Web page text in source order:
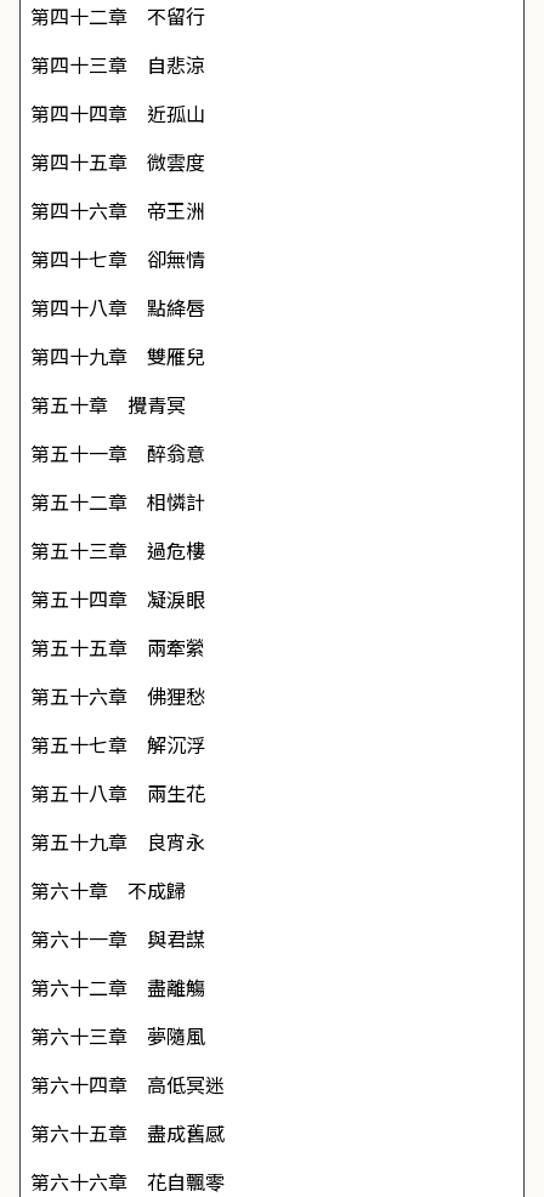
第四十二章 不留行
第四十三章 自悲涼
第四十四章 近孤山
第四十五章 微雲度
第四十六章 帝王洲
第四十七章 卻無情
第四十八章 點絳唇
第四十九章 雙雁兒
第五十章 攪青冥
第五十一章 醉翁意
第五十二章 相憐計
第五十三章 過危樓
第五十四章 凝淚眼
第五十五章 兩牽縈
第五十六章 佛狸愁
第五十七章 解沉浮
第五十八章 兩生花
第五十九章 良宵永
第六十章 不成歸
第六十一章 與君謀
第六十二章 盡離觴
第六十三章 夢隨風
第六十四章 高低冥迷
第六十五章 盡成舊感
第六十六章 花自飄零